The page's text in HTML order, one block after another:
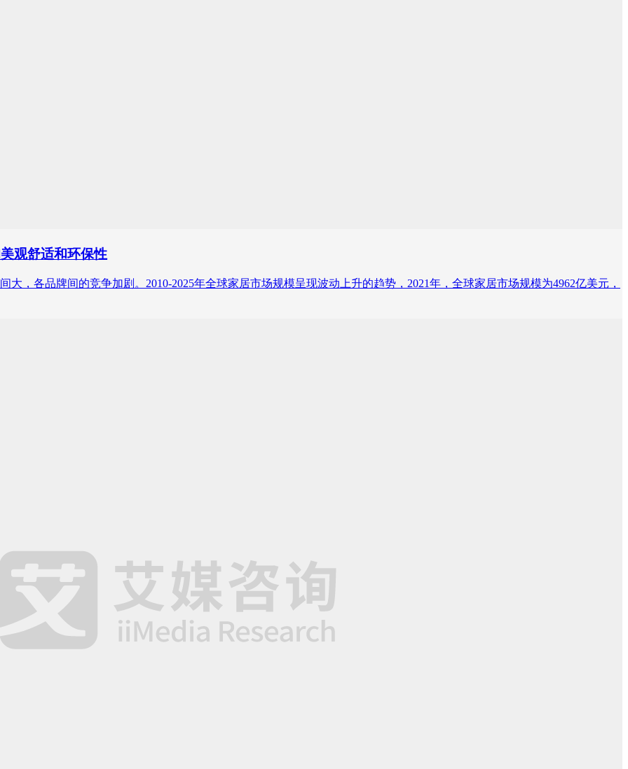
观舒适和环保性
，各品牌间的竞争加剧。2010-2025年全球家居市场规模呈现波动上升的趋势，2021年，全球家居市场规模为4962亿美元，